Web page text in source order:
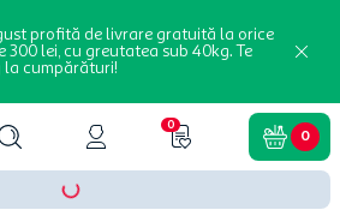
profită de livrare gratuită la orice
300 lei, cu greutatea sub 40kg. Te
la cumpărături!
0
0